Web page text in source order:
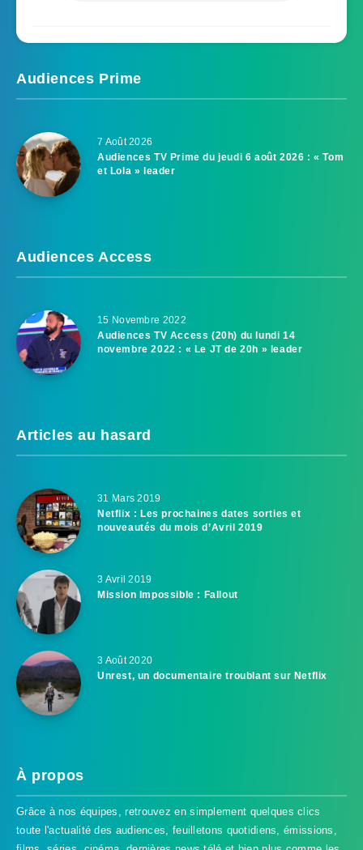
Audiences Prime
7 Août 2026
Audiences TV Prime du jeudi 6 août 2026 : « Tom
et Lola » leader
Audiences Access
15 Novembre 2022
Audiences TV Access (20h) du lundi 14
novembre 2022 : « Le JT de 20h » leader
Articles au hasard
31 Mars 2019
Netflix : Les prochaines dates sorties et
nouveautés du mois d’Avril 2019
3 Avril 2019
Mission Impossible : Fallout
3 Août 2020
Unrest, un documentaire troublant sur Netflix
À propos
Grâce à nos équipes, retrouvez en simplement quelques clics
toute l'actualité des audiences, feuilletons quotidiens, émissions,